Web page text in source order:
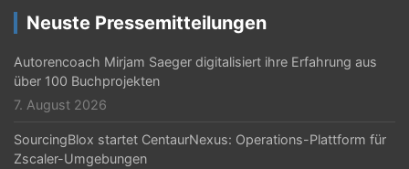
Neuste Pressemitteilungen
Autorencoach Mirjam Saeger digitalisiert ihre Erfahrung aus
über 100 Buchprojekten
7. August 2026
SourcingBlox startet CentaurNexus: Operations-Plattform für
Zscaler-Umgebungen